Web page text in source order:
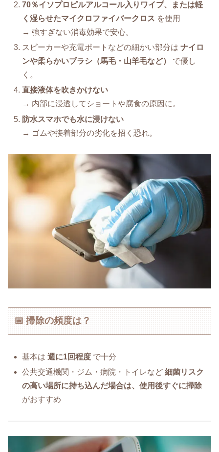
70％イソプロピルアルコール入りワイプ、または軽
く湿らせたマイクロファイバークロス を使用
→ 強すぎない消毒効果で安心。
スピーカーや充電ポートなどの細かい部分はナイロ
ンや柔らかいブラシ（馬毛・山羊毛など）
で優し
く。
直接液体を吹きかけない
→ 内部に浸透してショートや腐食の原因に。
防水スマホでも水に浸けない
→ ゴムや接着部分の劣化を招く恐れ。
📅 掃除の頻度は？
基本は週に1回程度 で十分
公共交通機関・ジム・病院・トイレなど細菌リスク
の高い場所に持ち込んだ場合は、使用後すぐに掃除
がおすすめ